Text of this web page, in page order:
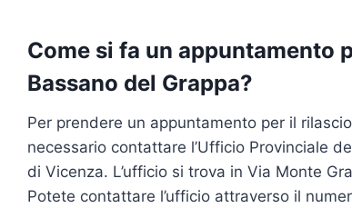
Come si fa un appuntamento
Bassano del Grappa?
Per prendere un appuntamento per il
necessario contattare l’Ufficio Provinciale
di Vicenza. L’ufficio si trova in Via Monte
Potete contattare l’ufficio attraverso il